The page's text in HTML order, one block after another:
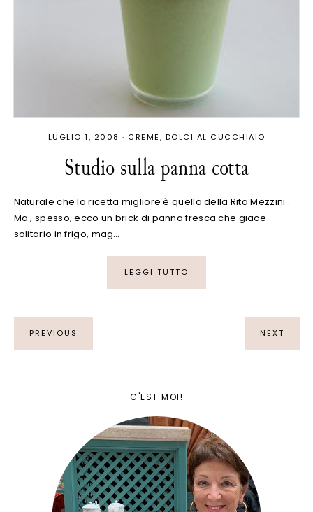
LUGLIO 1, 2008 · CREME DOLCI AL CUCCHIAIO
Studio sulla panna cotta
Naturale che la ricetta migliore è quella della Rita Mezzini .
Ma , spesso, ecco un brick di panna fresca che giace
solitario in frigo, mag…
LEGGI TUTTO
PREVIOUS NEXT
C'EST MOI!